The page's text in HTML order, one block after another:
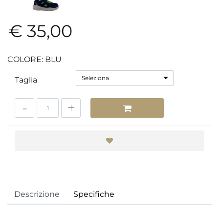
€ 35,00
COLORE: BLU
Taglia Seleziona
Descrizione Specifiche